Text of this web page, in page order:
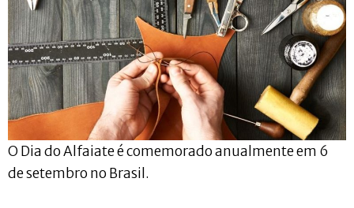
O Dia do Alfaiate é comemorado anualmente em 6
de setembro no Brasil.